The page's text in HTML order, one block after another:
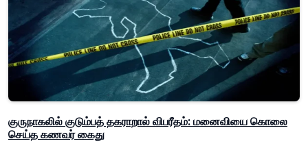
குருநாகலில் குடும்பத் தகராறால் விபரீதம்: மனைவியை கொலை
செய்த கணவர் கைது